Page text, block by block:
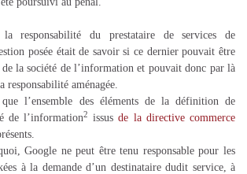
la responsabilité du prestataire de services de
posée était de savoir si ce dernier pouvait être
la société de l’information et pouvait donc par là
responsabilité aménagée.
l’ensemble des éléments de la définition de
de l’information2 issusde la directive commerce
Google ne peut être tenu responsable pour les
à la demande d’un destinataire dudit service, à